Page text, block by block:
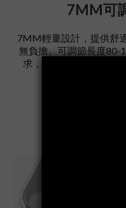
7MM可
7MM輕量設計，提供舒
無負擔。可調節長度80-
求，無論單肩或斜背皆
色，百搭時尚